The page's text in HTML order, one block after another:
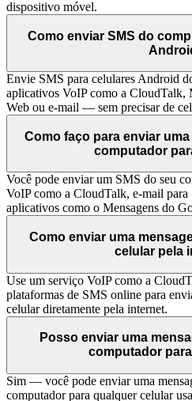
dispositivo móvel.
Como enviar SMS do
Envie SMS para celulares Android
aplicativos VoIP como a CloudTalk,
Web ou e-mail — sem precisar de
Como faço para enviar
computador
Você pode enviar um SMS do seu
VoIP como a CloudTalk, e-mail para
aplicativos como o Mensagens do
Como enviar uma
celular pela
Use um serviço VoIP como a
plataformas de SMS online para
celular diretamente pela internet.
Posso enviar uma
computador
Sim — você pode enviar uma
computador para qualquer celular